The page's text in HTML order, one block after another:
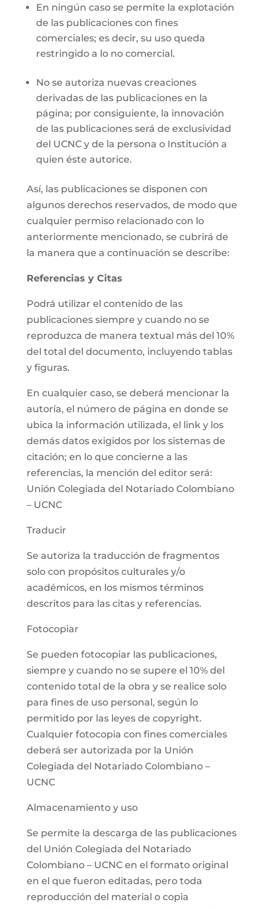
En ningún caso se permite la explotación
de las publicaciones con fines
comerciales; es decir, su uso queda
restringido a lo no comercial.
No se autoriza nuevas creaciones
derivadas de las publicaciones en la
página; por consiguiente, la innovación
de las publicaciones será de exclusividad
del UCNC y de la persona o Institución a
quien éste autorice.
Así, las publicaciones se disponen con
algunos derechos reservados, de modo que
cualquier permiso relacionado con lo
anteriormente mencionado, se cubrirá de
la manera que a continuación se describe:
Referencias y Citas
Podrá utilizar el contenido de las
publicaciones siempre y cuando no se
reproduzca de manera textual más del 10%
del total del documento, incluyendo tablas
y figuras.
En cualquier caso, se deberá mencionar la
autoría, el número de página en donde se
ubica la información utilizada, el link y los
demás datos exigidos por los sistemas de
citación; en lo que concierne a las
referencias, la mención del editor será:
Unión Colegiada del Notariado Colombiano
– UCNC
Traducir
Se autoriza la traducción de fragmentos
solo con propósitos culturales y/o
académicos, en los mismos términos
descritos para las citas y referencias.
Fotocopiar
Se pueden fotocopiar las publicaciones,
siempre y cuando no se supere el 10% del
contenido total de la obra y se realice solo
para fines de uso personal, según lo
permitido por las leyes de copyright.
Cualquier fotocopia con fines comerciales
deberá ser autorizada por la Unión
Colegiada del Notariado Colombiano –
UCNC
Almacenamiento y uso
Se permite la descarga de las publicaciones
del Unión Colegiada del Notariado
Colombiano – UCNC en el formato original
en el que fueron editadas, pero toda
reproducción del material o copia